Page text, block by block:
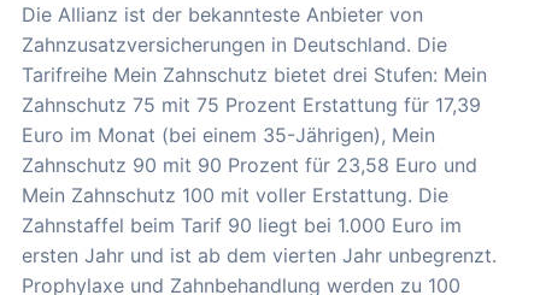
Die Allianz ist der bekannteste Anbieter von
Zahnzusatzversicherungen in Deutschland. Die
Tarifreihe Mein Zahnschutz bietet drei Stufen: Mein
Zahnschutz 75 mit 75 Prozent Erstattung für 17,39
Euro im Monat (bei einem 35-Jährigen), Mein
Zahnschutz 90 mit 90 Prozent für 23,58 Euro und
Mein Zahnschutz 100 mit voller Erstattung. Die
Zahnstaffel beim Tarif 90 liegt bei 1.000 Euro im
ersten Jahr und ist ab dem vierten Jahr unbegrenzt.
Prophylaxe und Zahnbehandlung werden zu 100